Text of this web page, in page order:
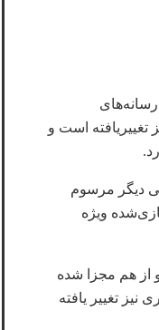
رسانه‌های
تغییریافته است و
دیگر مرسوم
ویژه
از هم مجزا شده
تغییر یافته